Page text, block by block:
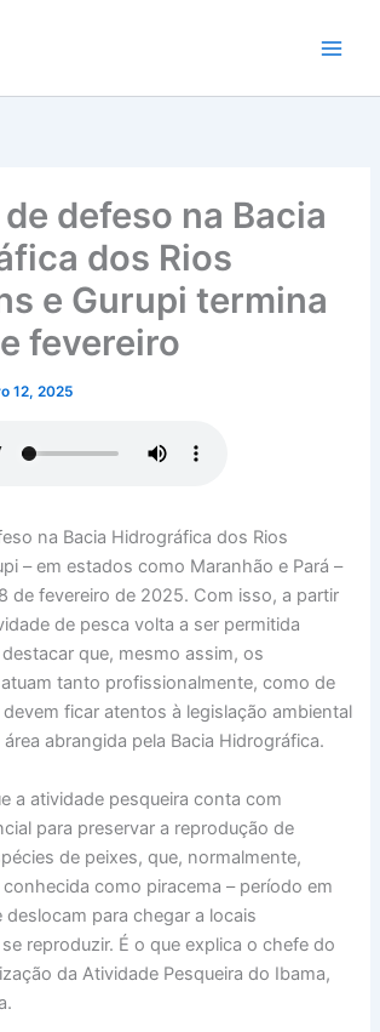
defeso na Bacia
dos Rios
e Gurupi termina
fevereiro
12, 2025
na Bacia Hidrográfica dos Rios
– em estados como Maranhão e Pará –
de fevereiro de 2025. Com isso, a partir
de pesca volta a ser permitida
destacar que, mesmo assim, os
tanto profissionalmente, como de
ficar atentos à legislação ambiental
abrangida pela Bacia Hidrográfica.
a atividade pesqueira conta com
para preservar a reprodução de
de peixes, que, normalmente,
como piracema – período em
deslocam para chegar a locais
reproduzir. É o que explica o chefe do
da Atividade Pesqueira do Ibama,